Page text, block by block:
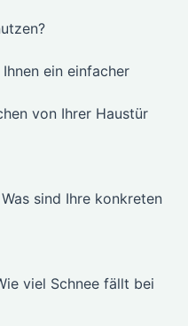
Ihnen ein einfacher
von Ihrer Haustür
Was sind Ihre konkreten
viel Schnee fällt bei